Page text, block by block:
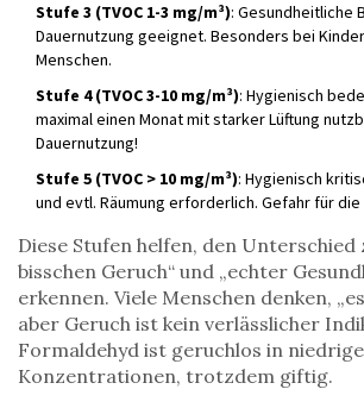
Stufe 3 (TVOC 1-3 mg/m³): Gesundheitliche
Dauernutzung geeignet. Besonders bei
Menschen.
Stufe 4 (TVOC 3-10 mg/m³): Hygienisch
maximal einen Monat mit starker Lüftung
Dauernutzung!
Stufe 5 (TVOC > 10 mg/m³): Hygienisch
und evtl. Räumung erforderlich. Gefahr für die
Diese Stufen helfen, den Unterschied
bisschen Geruch“ und „echter
erkennen. Viele Menschen denken,
aber Geruch ist kein verlässlicher
Formaldehyd ist geruchlos in
Konzentrationen, trotzdem giftig.